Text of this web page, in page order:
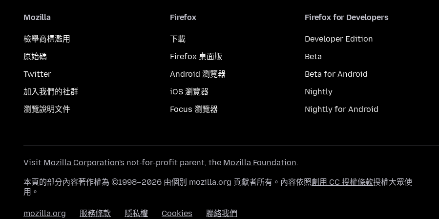
Mozilla
檢舉商標濫用
原始碼
Twitter
加入我們的社群
瀏覽說明文件
Firefox
下載
Firefox 桌面版
Android 瀏覽器
iOS 瀏覽器
Focus 瀏覽器
Firefox for Developers
Developer Edition
Beta
Beta for Android
Nightly
Nightly for Android
Visit Mozilla Corporation's not-for-profit parent, the Mozilla Foundation.
本頁的部分內容著作權為 ©1998–2026 由個別 mozilla.org 貢獻者所有。內容依照創用 CC 授權條款授權大眾使
用。
mozilla.org 服務條款 隱私權 Cookies 聯絡我們